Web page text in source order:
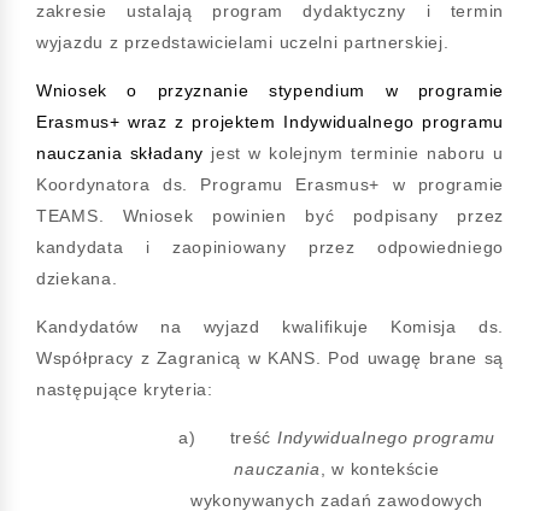
zakresie ustalają program dydaktyczny i termin
wyjazdu z przedstawicielami uczelni partnerskiej.
Wnioseko przyznanie stypendium w programie
Erasmus+ wraz z projektem Indywidualnego programu
nauczania składany jest w kolejnym terminie naboru u
Koordynatora ds. Programu Erasmus+ w programie
TEAMS. Wniosek powinien być podpisany przez
kandydata i zaopiniowany przez odpowiedniego
dziekana.
Kandydatów na wyjazd kwalifikuje Komisja ds.
Współpracy z Zagranicą w KANS. Pod uwagę brane są
następujące kryteria:
a) treść Indywidualnego programu
nauczania
, w kontekście
wykonywanych zadań zawodowych